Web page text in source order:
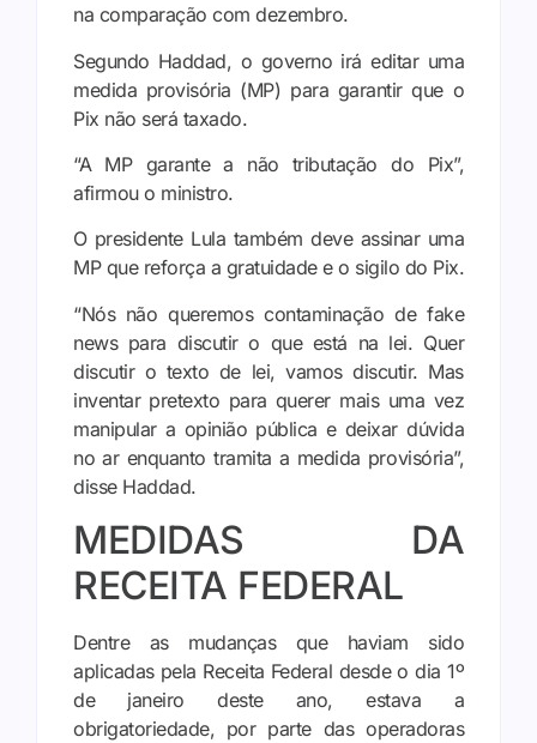
na comparação com dezembro.
Segundo Haddad, o governo irá editar uma
medida provisória (MP) para garantir que o
Pix não será taxado.
“A MP garante a não tributação do Pix”,
afirmou o ministro.
O presidente Lula também deve assinar uma
MP que reforça a gratuidade e o sigilo do Pix.
“Nós não queremos contaminação de fake
news para discutir o que está na lei. Quer
discutir o texto de lei, vamos discutir. Mas
inventar pretexto para querer mais uma vez
manipular a opinião pública e deixar dúvida
no ar enquanto tramita a medida provisória”,
disse Haddad.
MEDIDAS DA
RECEITA FEDERAL
Dentre as mudanças que haviam sido
aplicadas pela Receita Federal desde o dia 1º
de janeiro deste ano, estava a
obrigatoriedade, por parte das operadoras